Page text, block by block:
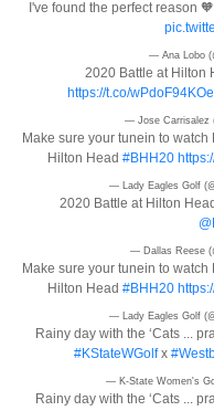
I've found the perfect reason 🧡
— Ana Lobo
2020 Battle at Hilton
https://t.co/wPdoF94KOe
— Jose Carrisalez
Make sure your tunein to watch
Hilton Head #BHH20
— Lady Eagles Golf
2020 Battle at Hilton Head
— Dallas Reese
Make sure your tunein to watch
Hilton Head #BHH20
— Lady Eagles Golf
Rainy day with the ‘Cats ...
#KStateWGolfx
— K-State Women's
Rainy day with the ‘Cats ...